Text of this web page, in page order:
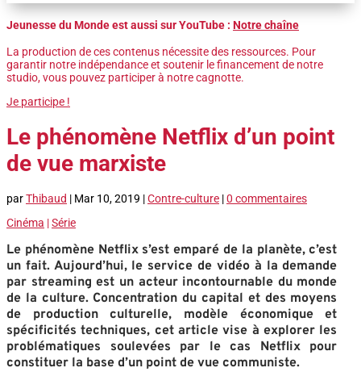
Jeunesse du Monde est aussi sur YouTube : Notre chaîne
La production de ces contenus nécessite des ressources. Pour
garantir notre indépendance et soutenir le financement de notre
studio, vous pouvez participer à notre cagnotte.
Je participe !
Le phénomène Netflix d’un point
de vue marxiste
parThibaud | Mar 10, 2019 |Contre-culture |0 commentaires
Cinéma |Série
Le phénomène Netflix s’est emparé de la planète, c’est
un fait. Aujourd’hui, le service de vidéo à la demande
par streaming est un acteur incontournable du monde
de la culture. Concentration du capital et des moyens
de production culturelle, modèle économique et
spécificités techniques, cet article vise à explorer les
problématiques soulevées par le cas Netflix pour
constituer la base d’un point de vue communiste.